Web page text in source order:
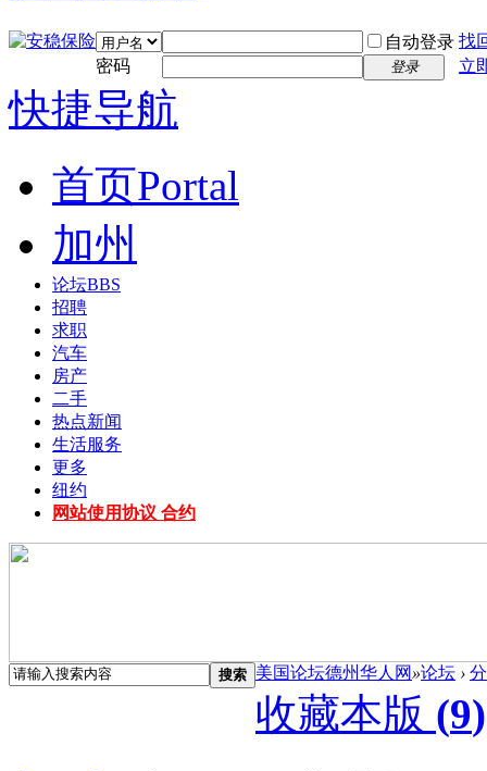
自动登录 找
密码
登录 立
快捷导航
首页Portal
加州
论坛BBS
招聘
求职
汽车
房产
二手
热点新闻
生活服务
更多
纽约
网站使用协议 合约
搜索 美国论坛德州华人网 »论坛 ›
收藏本版 (9)